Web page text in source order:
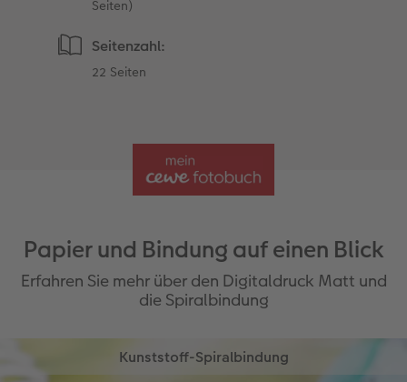
Seiten)
Seitenzahl:
22 Seiten
Papier und Bindung auf einen Blick
Erfahren Sie mehr über den Digitaldruck Matt und
die Spiralbindung